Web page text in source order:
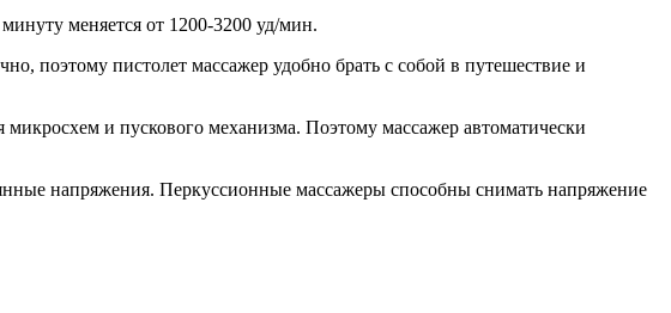
меняется от 1200-3200 уд/мин.
поэтому пистолет массажер удобно брать с собой в путешествие и
и пускового механизма. Поэтому массажер автоматически
напряжения. Перкуссионные массажеры способны снимать напряжение